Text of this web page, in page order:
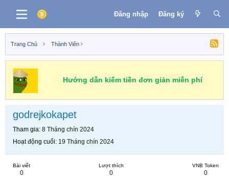
Đăng nhập Đăng ký
Trang Chủ Thành Viên
Hướng dẫn kiếm tiền đơn giản miễn phí
godrejkokapet
Tham gia 8 Tháng chín 2024
Hoạt động cuối 19 Tháng chín 2024
Bài viết
0
Lượt thích
0
VNB Token
0